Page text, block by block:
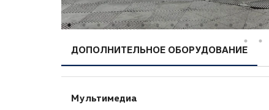
ДОПОЛНИТЕЛЬНОЕ ОБОРУДОВАНИЕ
Мультимедиа